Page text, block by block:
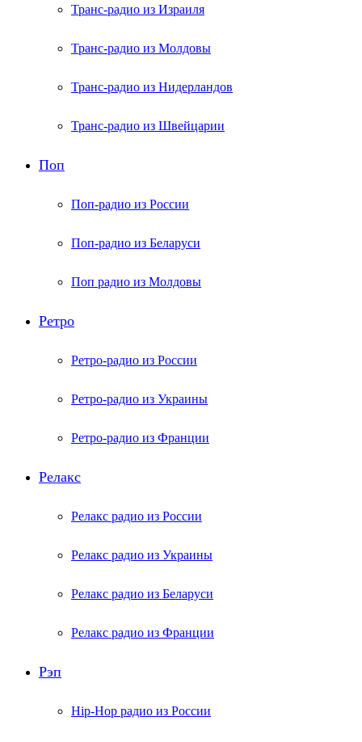
Транс-радио из Израиля
Транс-радио из Молдовы
Транс-радио из Нидерландов
Транс-радио из Швейцарии
Поп
Поп-радио из России
Поп-радио из Беларуси
Поп радио из Молдовы
Ретро
Ретро-радио из России
Ретро-радио из Украины
Ретро-радио из Франции
Релакс
Релакс радио из России
Релакс радио из Украины
Релакс радио из Беларуси
Релакс радио из Франции
Рэп
Hip-Hop радио из России